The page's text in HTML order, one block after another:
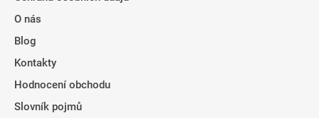
O nás
Blog
Kontakty
Hodnocení obchodu
Slovník pojmů